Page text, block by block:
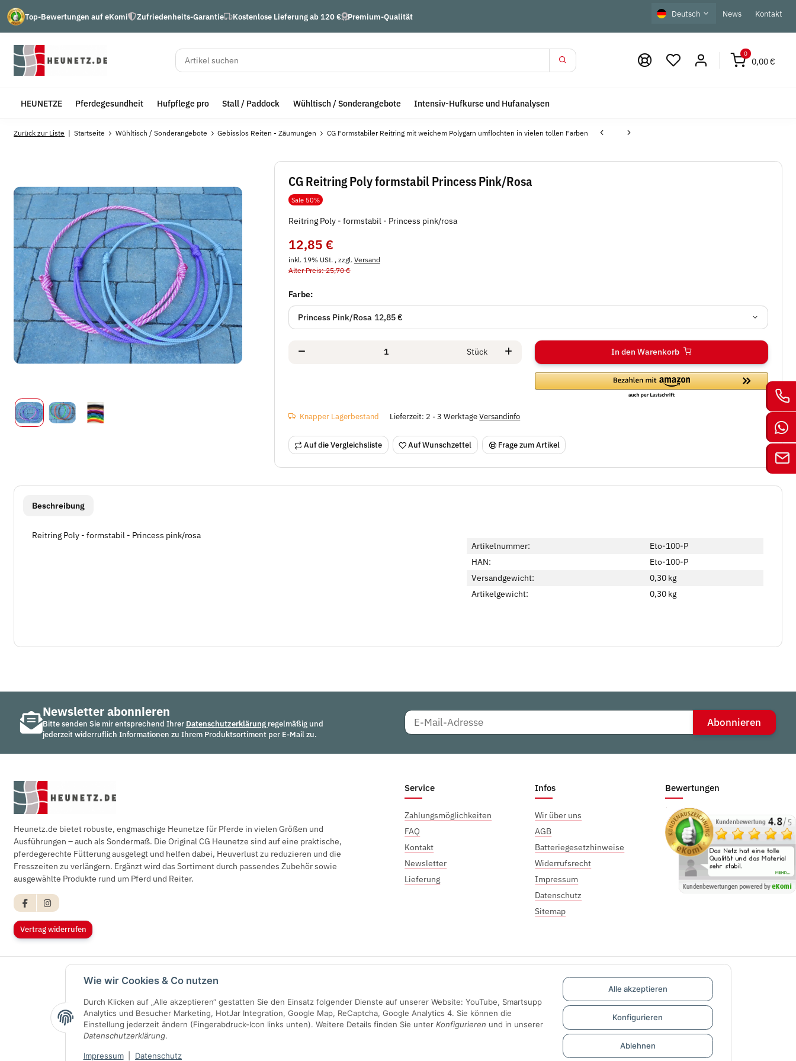
Wie wir Cookies & Co nutzen
Durch Klicken auf „Alle akzeptieren“ gestatten Sie den Einsatz folgender Dienste auf unserer Website: YouTube, Smartsupp
Analytics und Besucher Marketing, HotJar Integration, Google Map, ReCaptcha, Google Analytics 4. Sie können die
Einstellung jederzeit ändern (Fingerabdruck-Icon links unten). Weitere Details finden Sie unter Konfigurieren und in unserer
Datenschutzerklärung.
Impressum Datenschutz
Alle akzeptieren
Konfigurieren
Ablehnen
Deutsch News Kontakt
Top-Bewertungen auf eKomi Zufriedenheits-Garantie Kostenlose Lieferung ab 120 € Premium-Qualität
0
0,00 €
HEUNETZE Pferdegesundheit Hufpflege pro Stall / Paddock Wühltisch / Sonderangebote Intensiv-Hufkurse und Hufanalysen
Zurück zur Liste Startseite Wühltisch / Sonderangebote Gebisslos Reiten - Zäumungen CG Formstabiler Reitring mit weichem Polygarn umflochten in vielen tollen Farben
CG Reitring Poly formstabil Princess Pink/Rosa
Sale 50%
Reitring Poly - formstabil - Princess pink/rosa
12,85 €
inkl. 19% USt. , zzgl. Versand
Alter Preis: 25,70 €
Farbe:
Princess Pink/Rosa 12,85 €
Stück In den Warenkorb
Knapper Lagerbestand Lieferzeit: 2 - 3 WerktageVersandinfo
Auf die Vergleichsliste Auf Wunschzettel Frage zum Artikel
weitere Registerkarten anzeigen
Beschreibung
Reitring Poly - formstabil - Princess pink/rosa
Artikelnummer:
Eto-100-P
HAN:
Eto-100-P
Versandgewicht:
0,30 kg
Artikelgewicht:
0,30 kg
Newsletter abonnieren
Bitte senden Sie mir entsprechend Ihrer Datenschutzerklärung regelmäßig und
jederzeit widerruflich Informationen zu Ihrem Produktsortiment per E-Mail zu.
Abonnieren
Heunetz.de bietet robuste, engmaschige Heunetze für Pferde in vielen Größen und
Ausführungen – auch als Sondermaß. Die Original CG Heunetze sind auf eine praktische,
pferdegerechte Fütterung ausgelegt und helfen dabei, Heuverlust zu reduzieren und die
Fresszeiten zu verlängern. Ergänzt wird das Sortiment durch passendes Zubehör sowie
ausgewählte Produkte rund um Pferd und Reiter.
Vertrag widerrufen
Service
Zahlungsmöglichkeiten
FAQ
Kontakt
Newsletter
Lieferung
Infos
Wir über uns
AGB
Batteriegesetzhinweise
Widerrufsrecht
Impressum
Datenschutz
Sitemap
Bewertungen